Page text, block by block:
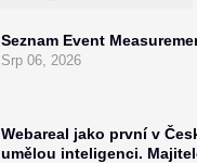
Seznam Event
Srp 06, 2026
Webareal jako první v
umělou inteligenci.